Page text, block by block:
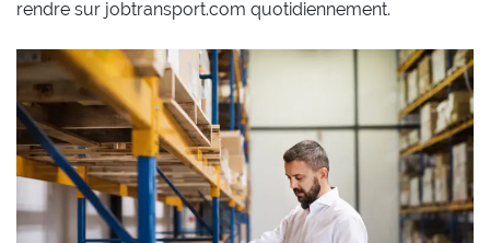
rendre sur jobtransport.com quotidiennement.